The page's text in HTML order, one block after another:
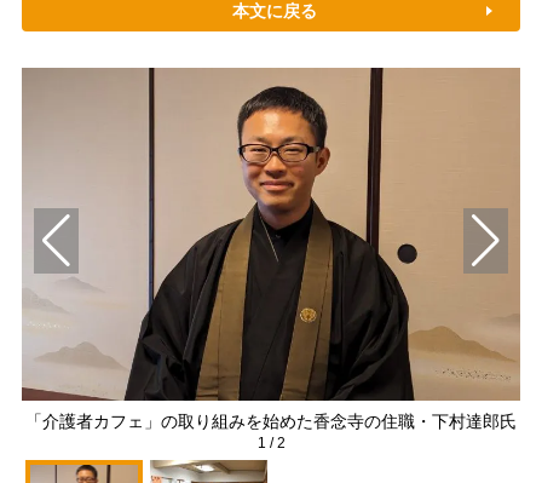
本文に戻る
「介護者カフェ」の取り組みを始めた香念寺の住職・下村達郎氏
1 /2